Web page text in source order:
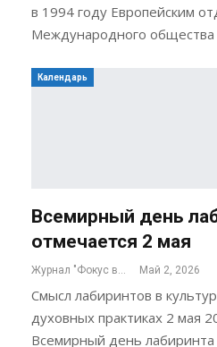
в 1994 году Европейским
Международного общества
Календарь
Всемирный день
отмечается 2 мая
Журнал "Фокус внимания" Май 2, 2026
Смысл лабиринтов в
духовных практиках 2 мая
Всемирный день